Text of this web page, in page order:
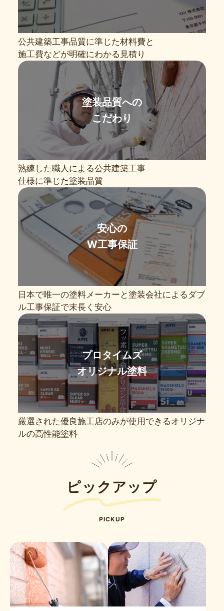
公共建築工事品質に準じた材料費と
施工費などが明確にわかる見積り
塗装品質への
こだわり
熟練した職人による公共建築工事
仕様に準じた塗装品質
安心の
W工事保証
日本で唯一の塗料メーカーと塗装会社によるダブ
ル工事保証で末長く安心
プロタイムズ
オリジナル塗料
厳選された優良施工店のみが使用できるオリジナ
ルの高性能塗料
ピックアップ
PICKUP